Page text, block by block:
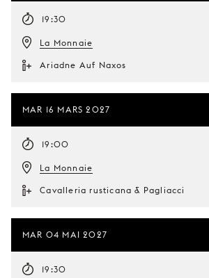
19:30
La Monnaie
Ariadne Auf Naxos
MAR 16 MARS 2027
19:00
La Monnaie
Cavalleria rusticana & Pagliacci
MAR 04 MAI 2027
19:30